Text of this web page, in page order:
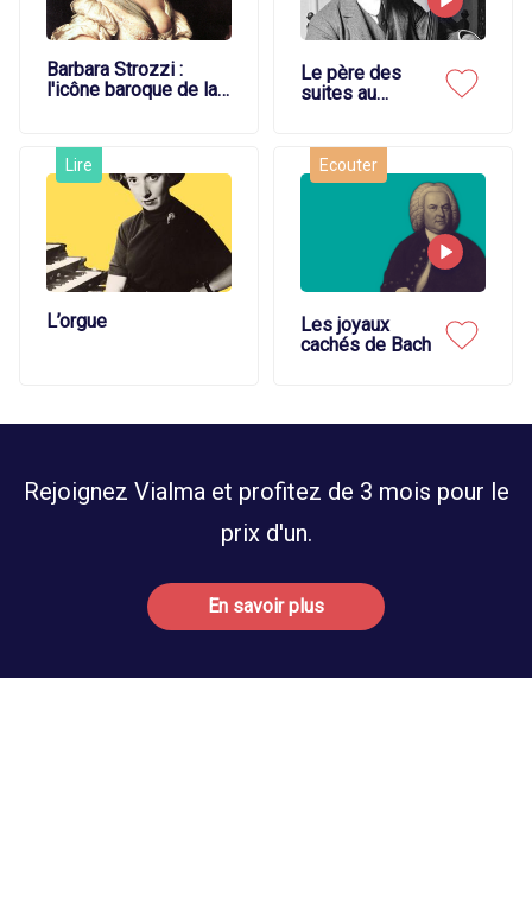
Barbara Strozzi :
l'icône baroque de la
Le père des
suites au
Lire
L’orgue
Ecouter
Les joyaux
cachés de Bach
Rejoignez Vialma et profitez de 3 mois pour le
prix d'un.
En savoir plus